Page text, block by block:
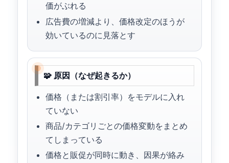
価がぶれる
広告費の増減より、価格改定のほうが
効いているのに見落とす
🧩 原因（なぜ起きるか）
価格（または割引率）をモデルに入れ
ていない
商品/カテゴリごとの価格変動をまとめ
てしまっている
価格と販促が同時に動き、因果が絡み